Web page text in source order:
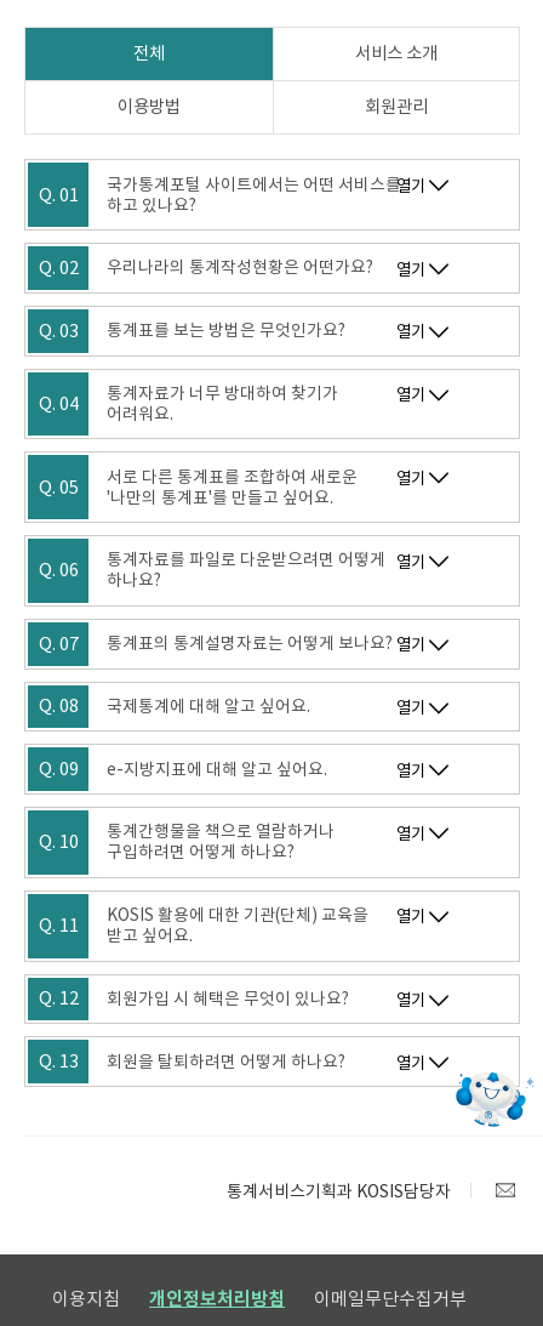
전체 서비스 소개
이용방법 회원관리
Q. 01
국가통계포털 사이트에서는 어떤 서비스를
하고 있나요?
열기
Q. 02 우리나라의 통계작성현황은 어떤가요? 열기
Q. 03 통계표를 보는 방법은 무엇인가요? 열기
Q. 04
통계자료가 너무 방대하여 찾기가
어려워요.
열기
Q. 05
서로 다른 통계표를 조합하여 새로운
'나만의 통계표'를 만들고 싶어요.
열기
Q. 06
통계자료를 파일로 다운받으려면 어떻게
하나요?
열기
Q. 07 통계표의 통계설명자료는 어떻게 보나요? 열기
Q. 08 국제통계에 대해 알고 싶어요. 열기
Q. 09 e-지방지표에 대해 알고 싶어요. 열기
Q. 10
통계간행물을 책으로 열람하거나
구입하려면 어떻게 하나요?
열기
Q. 11
KOSIS 활용에 대한 기관(단체) 교육을
받고 싶어요.
열기
Q. 12 회원가입 시 혜택은 무엇이 있나요? 열기
Q. 13 회원을 탈퇴하려면 어떻게 하나요? 열기
통계서비스기획과 KOSIS담당자
이용지침 개인정보처리방침 이메일무단수집거부